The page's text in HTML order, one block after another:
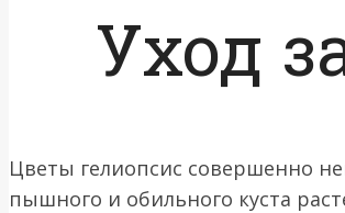
Уход
Цветы гелиопсис совершенно
пышного и обильного куста